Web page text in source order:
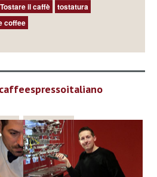
Tostare il caffè
tostatura
coffee